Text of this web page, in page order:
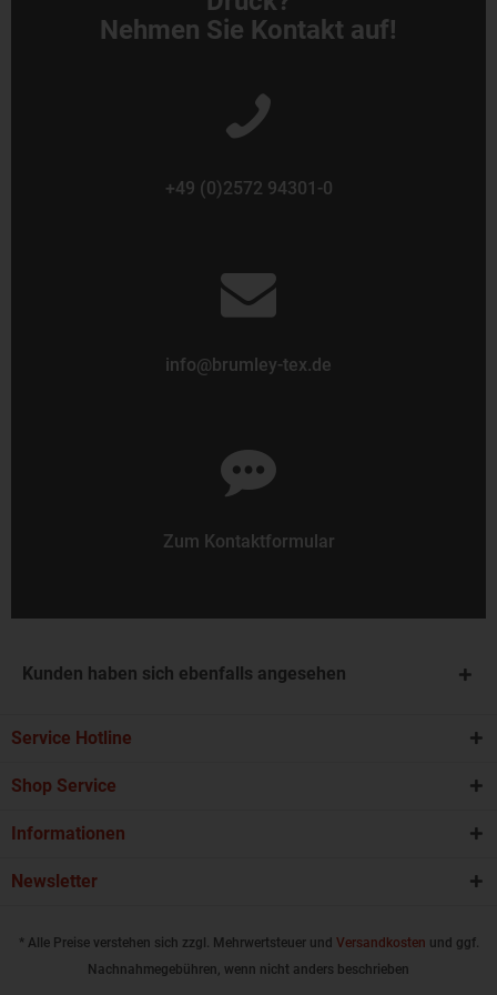
Nehmen Sie Kontakt auf!
+49 (0)2572 94301-0
info@brumley-tex.de
Zum Kontaktformular
Kunden haben sich ebenfalls angesehen
Service Hotline
Shop Service
Informationen
Newsletter
* Alle Preise verstehen sich zzgl. Mehrwertsteuer und Versandkosten und ggf.
Nachnahmegebühren, wenn nicht anders beschrieben